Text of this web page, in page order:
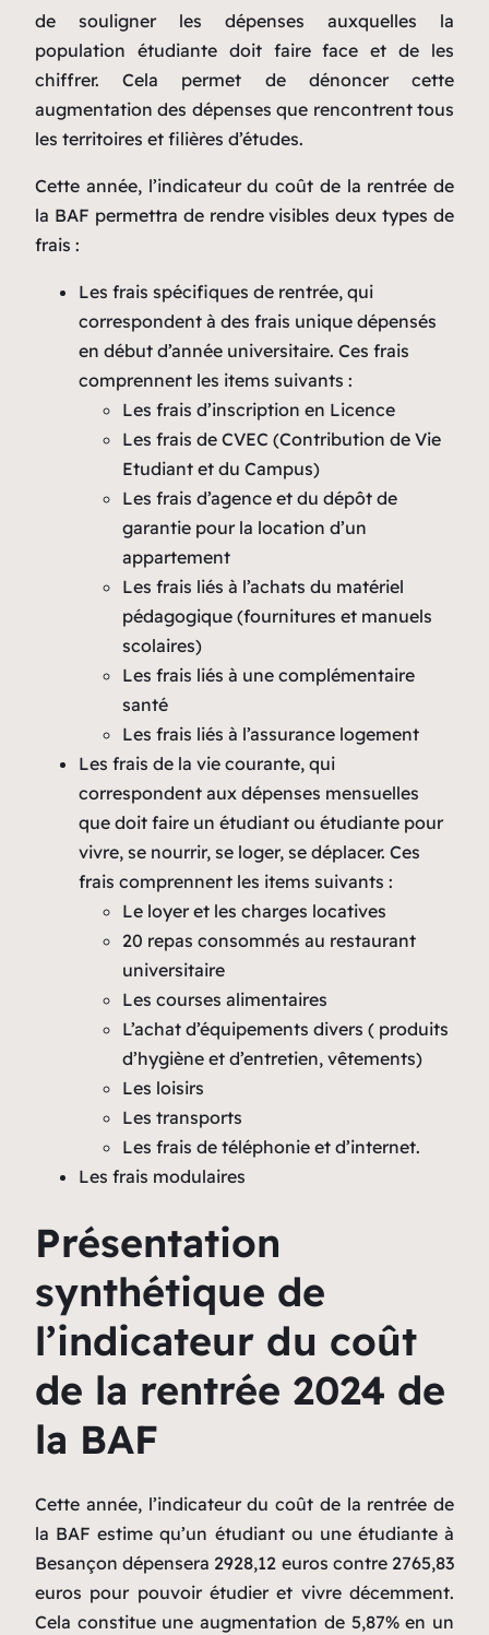
de souligner les dépenses auxquelles la
population étudiante doit faire face et de les
chiffrer. Cela permet de dénoncer cette
augmentation des dépenses que rencontrent tous
les territoires et filières d’études.
Cette année, l’indicateur du coût de la rentrée de
la BAF permettra de rendre visibles deux types de
frais :
Les frais spécifiques de rentrée, qui
correspondent à des frais unique dépensés
en début d’année universitaire. Ces frais
comprennent les items suivants :
Les frais d’inscription en Licence
Les frais de CVEC (Contribution de Vie
Etudiant et du Campus)
Les frais d’agence et du dépôt de
garantie pour la location d’un
appartement
Les frais liés à l’achats du matériel
pédagogique (fournitures et manuels
scolaires)
Les frais liés à une complémentaire
santé
Les frais liés à l’assurance logement
Les frais de la vie courante, qui
correspondent aux dépenses mensuelles
que doit faire un étudiant ou étudiante pour
vivre, se nourrir, se loger, se déplacer. Ces
frais comprennent les items suivants :
Le loyer et les charges locatives
20 repas consommés au restaurant
universitaire
Les courses alimentaires
L’achat d’équipements divers ( produits
d’hygiène et d’entretien, vêtements)
Les loisirs
Les transports
Les frais de téléphonie et d’internet.
Les frais modulaires
Présentation
synthétique de
l’indicateur du coût
de la rentrée 2024 de
la BAF
Cette année, l’indicateur du coût de la rentrée de
la BAF estime qu’un étudiant ou une étudiante à
Besançon dépensera 2928,12 euros contre 2765,83
euros pour pouvoir étudier et vivre décemment.
Cela constitue une augmentation de 5,87% en un